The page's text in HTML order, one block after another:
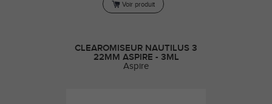
Voir produit
CLEAROMISEUR NAUTILUS 3
22MM ASPIRE - 3ML
Aspire